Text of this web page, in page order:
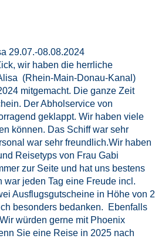
29.07.-08.08.2024
wir haben die herrliche
(Rhein-Main-Donau-Kanal)
mitgemacht. Die ganze Zeit
Der Abholservice von
geklappt. Wir haben viele
können. Das Schiff war sehr
war sehr freundlich.Wir haben
Reisetyps von Frau Gabi
zur Seite und hat uns bestens
war jeden Tag eine Freude incl.
Ausflugsgutscheine in Höhe von 2
besonders bedanken. Ebenfalls
würden gerne mit Phoenix
Sie eine Reise in 2025 nach